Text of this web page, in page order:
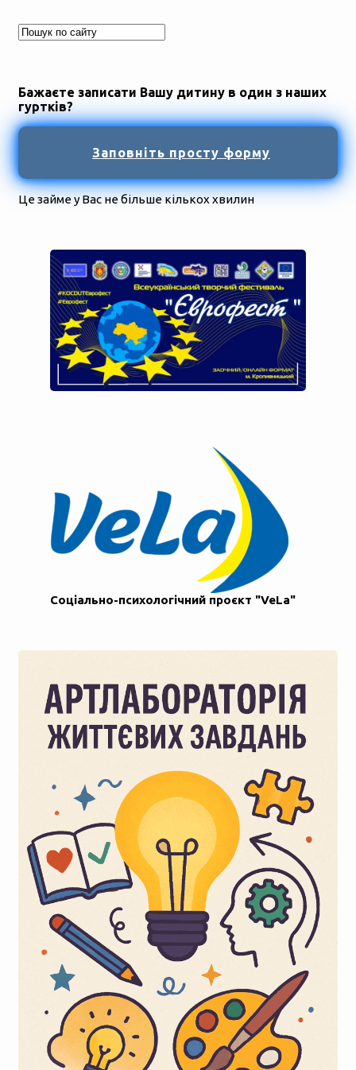
Бажаєте записати Вашу дитину в один з наших
гуртків?
Заповніть просту форму
Це займе у Вас не більше кількох хвилин
Соціально-психологічний проєкт "VeLa"